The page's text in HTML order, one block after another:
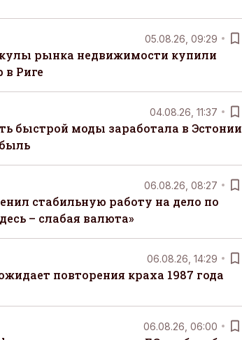
05.08.26, 09:29
рынка недвижимости купили
в Риге
04.08.26, 11:37
быстрой моды заработала в Эстонии
06.08.26, 08:27
стабильную работу на дело по
– слабая валюта»
06.08.26, 14:29
повторения краха 1987 года
06.08.26, 06:00